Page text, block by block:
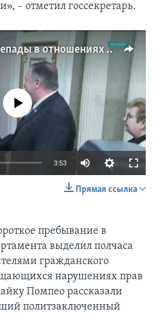
– отметил госсекретарь.
Температурные перепады в отношениях между Вашингтоном и Минском
currently available
3:53
Прямая ссылка
пребывание в
выделил полчаса
гражданского
нарушениях прав
Помпео рассказали
политзаключенный